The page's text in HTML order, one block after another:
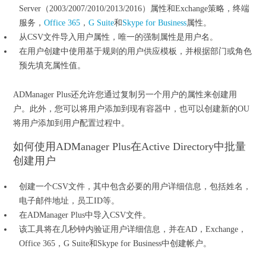
Server（2003/2007/2010/2013/2016）属性和Exchange策略，终端
服务，Office 365 ，G Suite和Skype for Business属性。
从CSV文件导入用户属性，唯一的强制属性是用户名。
在用户创建中使用基于规则的用户供应模板，并根据部门或角色
预先填充属性值。
ADManager Plus还允许您通过复制另一个用户的属性来创建用
户。此外，您可以将用户添加到现有容器中，也可以创建新的OU
将用户添加到用户配置过程中。
如何使用ADManager Plus在Active Directory中批量
创建用户
创建一个CSV文件，其中包含必要的用户详细信息，包括姓名，
电子邮件地址，员工ID等。
在ADManager Plus中导入CSV文件。
该工具将在几秒钟内验证用户详细信息，并在AD，Exchange，
Office 365，G Suite和Skype for Business中创建帐户。